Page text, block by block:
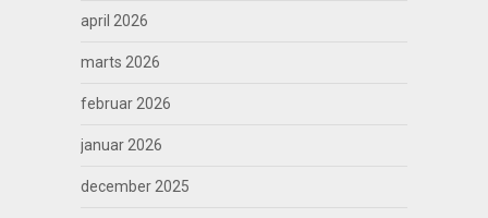
april 2026
marts 2026
februar 2026
januar 2026
december 2025